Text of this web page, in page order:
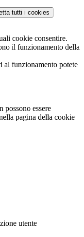
tutti i cookies
cookie consentire.
il funzionamento della
al funzionamento potete
possono essere
pagina della cookie
utente